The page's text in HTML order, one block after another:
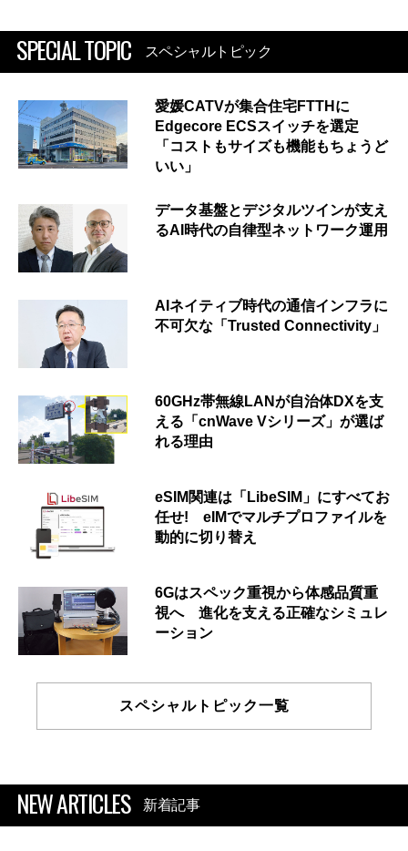
SPECIAL TOPIC スペシャルトピック
愛媛CATVが集合住宅FTTHに
Edgecore ECSスイッチを選定
「コストもサイズも機能もちょうど
いい」
データ基盤とデジタルツインが支え
るAI時代の自律型ネットワーク運用
AIネイティブ時代の通信インフラに
不可欠な「Trusted Connectivity」
60GHz帯無線LANが自治体DXを支
える「cnWave Vシリーズ」が選ば
れる理由
eSIM関連は「LibeSIM」にすべてお
任せ! eIMでマルチプロファイルを
動的に切り替え
6Gはスペック重視から体感品質重
視へ 進化を支える正確なシミュレ
ーション
スペシャルトピック一覧
NEW ARTICLES 新着記事